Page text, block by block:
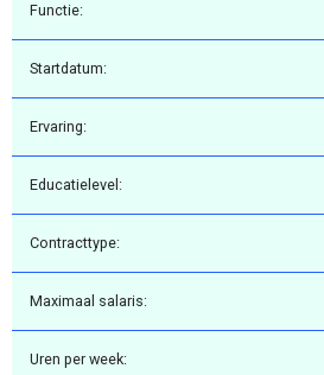
Functie:
Startdatum:
Ervaring:
Educatielevel:
Contracttype:
Maximaal salaris:
Uren per week: